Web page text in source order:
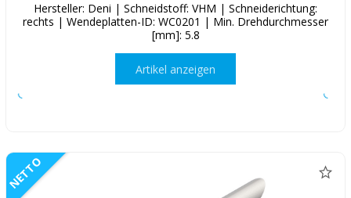
Hersteller: Deni | Schneidstoff: VHM | Schneiderichtung:
rechts | Wendeplatten-ID: WC0201 | Min. Drehdurchmesser
[mm]: 5.8
Artikel anzeigen
NETTO